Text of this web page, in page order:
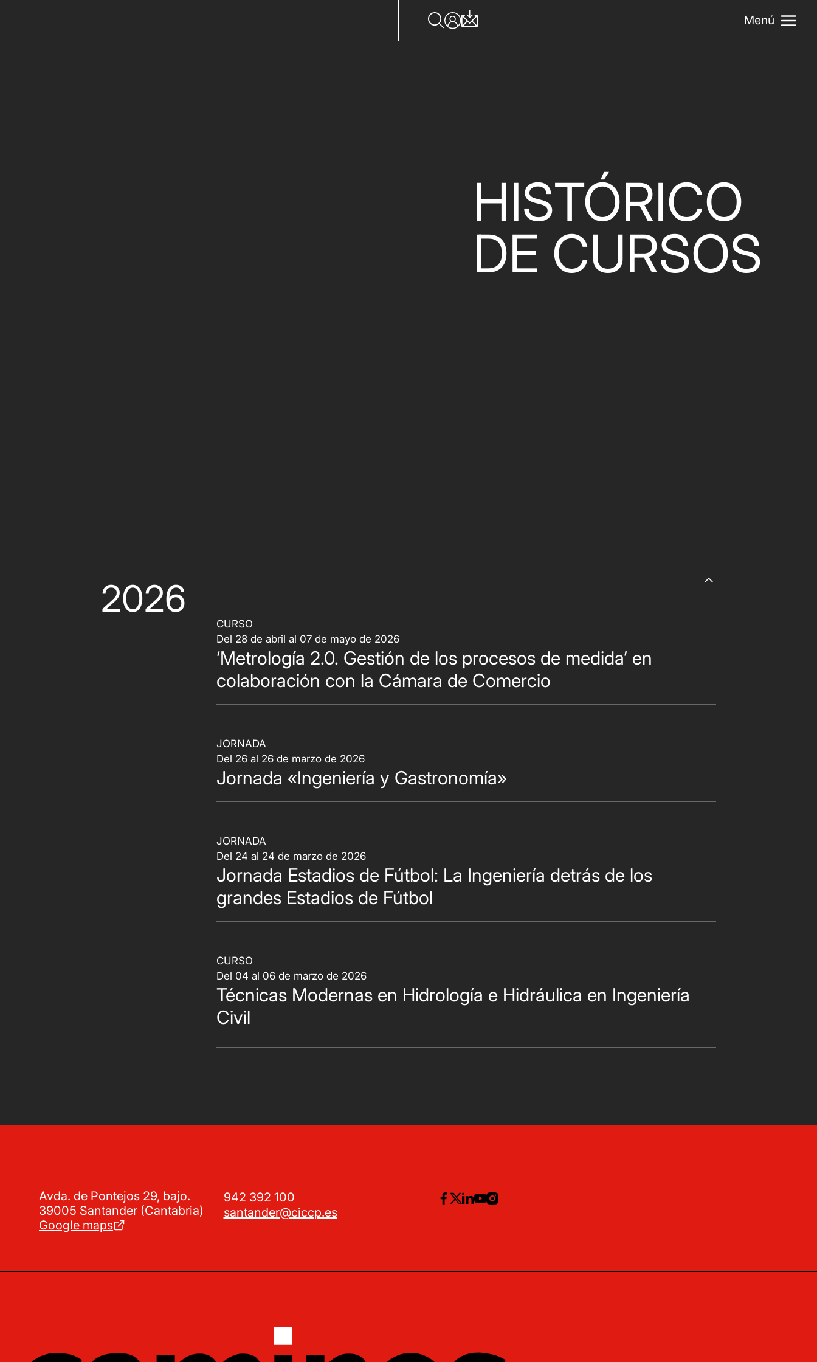
contenido
Menú
HISTÓRICO
DE CURSOS
2026
CURSO
Del 28 de abril al 07 de mayo de 2026
‘Metrología 2.0. Gestión de los procesos de medida’ en
colaboración con la Cámara de Comercio
JORNADA
Del 26 al 26 de marzo de 2026
Jornada «Ingeniería y Gastronomía»
JORNADA
Del 24 al 24 de marzo de 2026
Jornada Estadios de Fútbol: La Ingeniería detrás de los
grandes Estadios de Fútbol
CURSO
Del 04 al 06 de marzo de 2026
Técnicas Modernas en Hidrología e Hidráulica en Ingeniería
Civil
Avda. de Pontejos 29, bajo.
39005 Santander (Cantabria)
Google maps
942 392 100
santander@ciccp.es